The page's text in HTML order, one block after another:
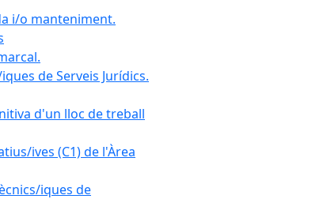
i/o manteniment.
de Serveis Jurídics.
d'un lloc de treball
ives (C1) de l'Àrea
iques de